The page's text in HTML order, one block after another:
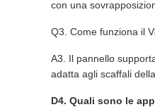
con una
Q3. Come funziona il
A3. Il pannello
adatta agli scaffali
D4. Quali sono le